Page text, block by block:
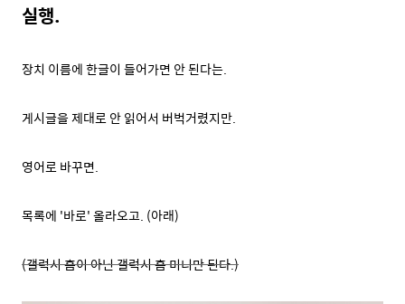
실행.
장치 이름에 한글이 들어가면 안 된다는.
게시글을 제대로 안 읽어서 버벅거렸지만.
영어로 바꾸면.
목록에 '바로' 올라오고. (아래)
(갤럭시 홈이 아닌 갤럭시 홈 미니만 된다.)